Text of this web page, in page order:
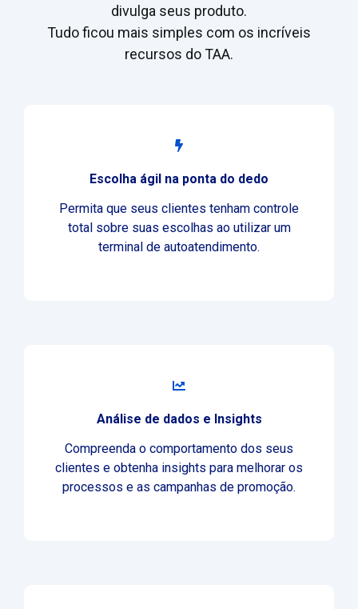
divulga seus produto.
Tudo ficou mais simples com os incríveis
recursos do TAA.
Escolha ágil na ponta do dedo
Permita que seus clientes tenham controle
total sobre suas escolhas ao utilizar um
terminal de autoatendimento.
Análise de dados e Insights
Compreenda o comportamento dos seus
clientes e obtenha insights para melhorar os
processos e as campanhas de promoção.